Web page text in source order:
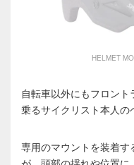
HELMET
自転車以外にもフロン
乗るサイクリスト本人の
専用のマウントを装着す